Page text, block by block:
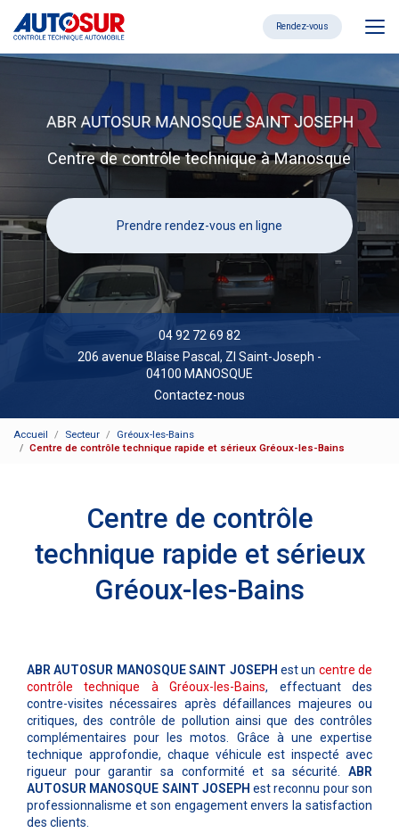
contenu
principal
Rendez-vous
Centre de contrôle technique à Manosque
Prendre rendez-vous en ligne
04 92 72 69 82
206 avenue Blaise Pascal, ZI Saint-Joseph -
04100 MANOSQUE
Contactez-nous
Accueil Secteur
Gréoux-les-Bains
Centre de contrôle technique rapide et sérieux Gréoux-les-Bains
Centre de contrôle
technique rapide et sérieux
Gréoux-les-Bains
ABR AUTOSUR MANOSQUE SAINT JOSEPH est un centre de
contrôle technique à Gréoux-les-Bains, effectuant des
contre-visites nécessaires après défaillances majeures ou
critiques, des contrôle de pollution ainsi que des contrôles
complémentaires pour les motos. Grâce à une expertise
technique approfondie, chaque véhicule est inspecté avec
rigueur pour garantir sa conformité et sa sécurité. ABR
AUTOSUR MANOSQUE SAINT JOSEPH est reconnu pour son
professionnalisme et son engagement envers la satisfaction
des clients.